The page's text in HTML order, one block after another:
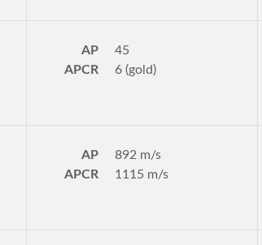
AP
45
APCR
6 (gold)
AP
892 m/s
APCR
1115 m/s